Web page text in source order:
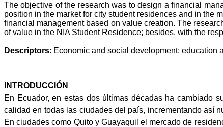
The objective of the research was to design a financial
position in the market for city student residences and in the
financial management based on value creation. The
of value in the NIA Student Residence; besides, with the
Descriptors: Economic and social development; education
INTRODUCCIÓN
En Ecuador, en estas dos últimas décadas ha cambiado
calidad en todas las ciudades del país, incrementando así
En ciudades como Quito y Guayaquil el mercado de